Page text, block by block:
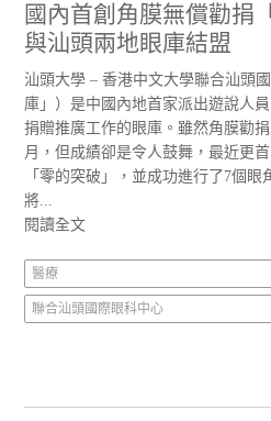
國內首創角膜無償勸捐
與汕頭兩地眼庫結盟
汕頭大學 – 香港中文大學聯合汕頭
庫」）是中國內地首家派出遊說人
捐贈推廣工作的眼庫。雖然角膜勸
月，但成績卻是令人鼓舞，最近更
「零的突破」，並成功進行了7個
將...
閱讀全文
醫療
聯合汕頭國際眼科中心